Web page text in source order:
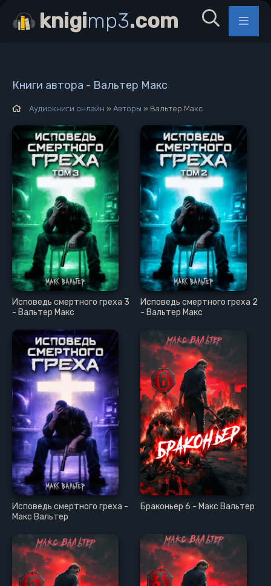
Книги автора - Вальтер Макс
Аудиокниги онлайн » Авторы » Вальтер Макс
Исповедь смертного греха 3
- Вальтер Макс
Исповедь смертного греха 2
- Вальтер Макс
Исповедь смертного греха -
Макс Вальтер
Браконьер 6 - Макс Вальтер
knigimp3.com